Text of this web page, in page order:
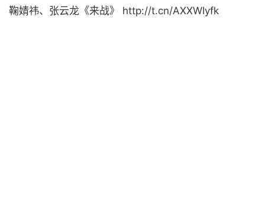
鞠婧祎、张云龙《来战》 http://t.cn/AXXWIyfk